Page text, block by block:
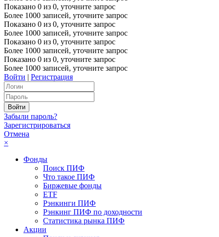
Показано 0 из 0, уточните запрос
Более 1000 записей, уточните запрос
Показано 0 из 0, уточните запрос
Более 1000 записей, уточните запрос
Показано 0 из 0, уточните запрос
Более 1000 записей, уточните запрос
Показано 0 из 0, уточните запрос
Более 1000 записей, уточните запрос
Войти | Регистрация
Забыли пароль?
Зарегистрироваться
Отмена
×
Фонды
Поиск ПИФ
Что такое ПИФ
Биржевые фонды
ETF
Рэнкинги ПИФ
Рэнкинг ПИФ по доходности
Статистика рынка ПИФ
Акции